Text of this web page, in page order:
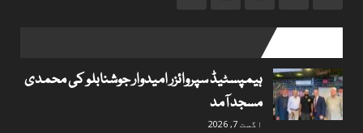
ہیمپسٹیڈ سپروائزر امیدوار جوشنابلو کی محمدی
مسجد آمد
اگست 7, 2026